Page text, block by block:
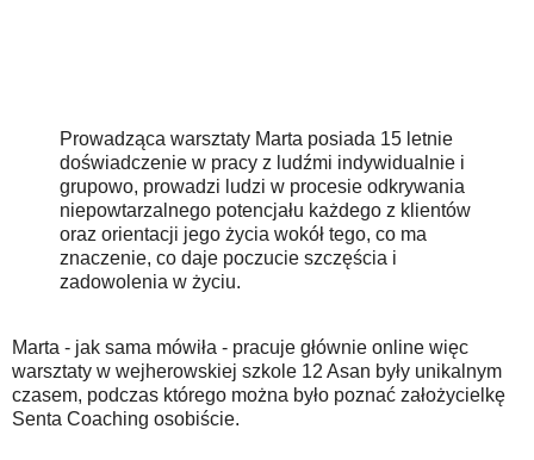
Prowadząca warsztaty Marta posiada 15 letnie
doświadczenie w pracy z ludźmi indywidualnie i
grupowo, prowadzi ludzi w procesie odkrywania
niepowtarzalnego potencjału każdego z klientów
oraz orientacji jego życia wokół tego, co ma
znaczenie, co daje poczucie szczęścia i
zadowolenia w życiu.
Marta - jak sama mówiła - pracuje głównie online więc
warsztaty w wejherowskiej szkole 12 Asan były unikalnym
czasem, podczas którego można było poznać założycielkę
Senta Coaching osobiście.